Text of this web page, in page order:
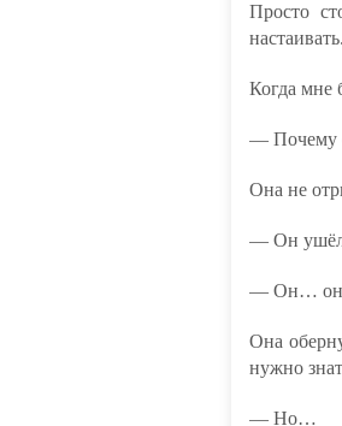
Просто
настаивать.
Когда мне
— Почему
Она не
— Он
— Он… он
Она
нужно
— Но…